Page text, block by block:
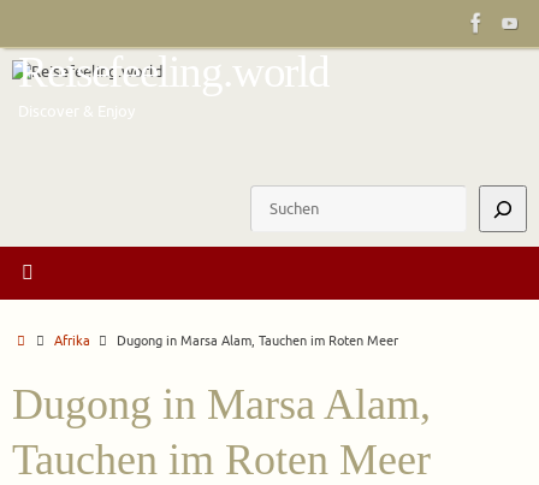
springen
Reisefeeling.world
Discover & Enjoy
StartAfrika Dugong in Marsa Alam, Tauchen im Roten Meer
Dugong in Marsa Alam,
Tauchen im Roten Meer